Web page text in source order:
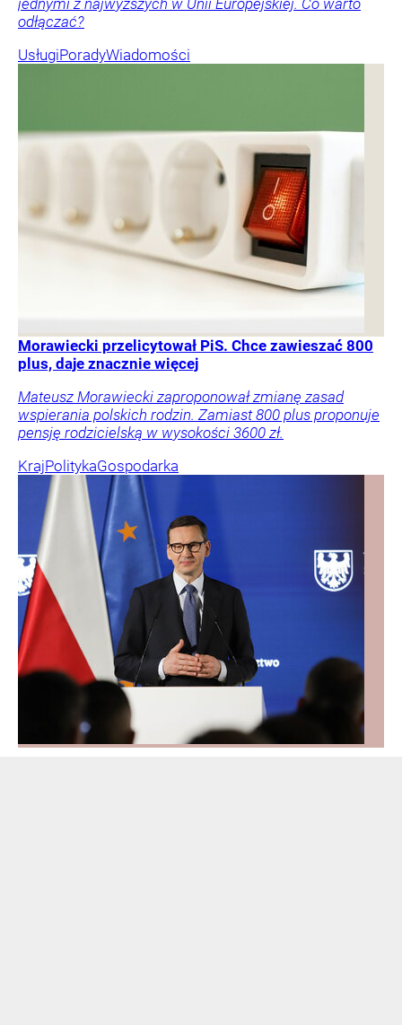
odłączać?
UsługiPoradyWiadomości
Morawiecki przelicytował PiS. Chce zawieszać 800
plus, daje znacznie więcej
Mateusz Morawiecki zaproponował zmianę zasad
wspierania polskich rodzin. Zamiast 800 plus proponuje
pensję rodzicielską w wysokości 3600 zł.
KrajPolitykaGospodarka